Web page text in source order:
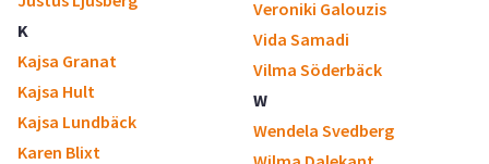
K
Kajsa Granat
Kajsa Hult
Kajsa Lundbäck
Karen Blixt
Veroniki Galouzis
Vida Samadi
Vilma Söderbäck
W
Wendela Svedberg